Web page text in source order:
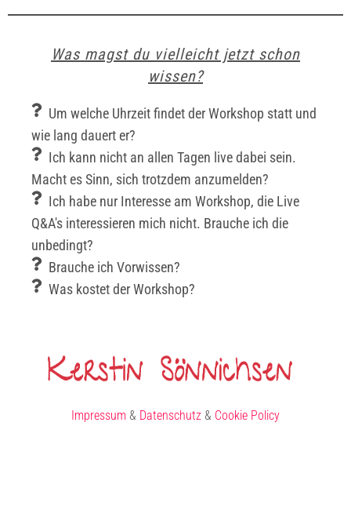
Was magst du vielleicht jetzt schon
wissen?
Um welche Uhrzeit findet der Workshop statt und
wie lang dauert er?
Ich kann nicht an allen Tagen live dabei sein.
Macht es Sinn, sich trotzdem anzumelden?
Ich habe nur Interesse am Workshop, die Live
Q&A's interessieren mich nicht. Brauche ich die
unbedingt?
Brauche ich Vorwissen?
Was kostet der Workshop?
Impressum & Datenschutz & Cookie Policy